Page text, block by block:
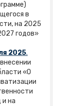
в
на 2025
годов»
2025.
«О
и на